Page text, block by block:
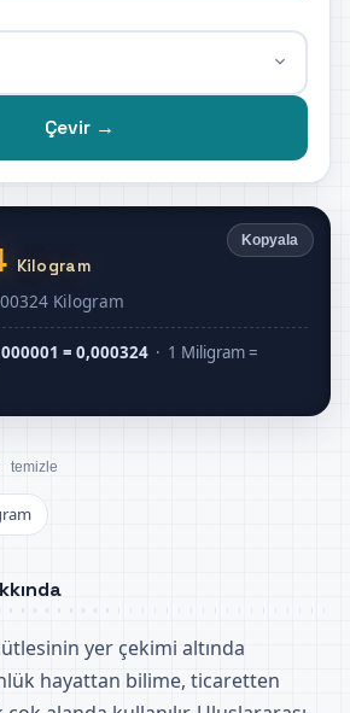
Çevir →
Kopyala
Kilogram
Kilogram
= 0,000324 · 1 Miligram =
temizle
yer çekimi altında
hayattan bilime, ticaretten